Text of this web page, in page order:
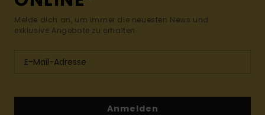
Melde dich an, um immer die neuesten News und
exklusive Angebote zu erhalten.
Anmelden